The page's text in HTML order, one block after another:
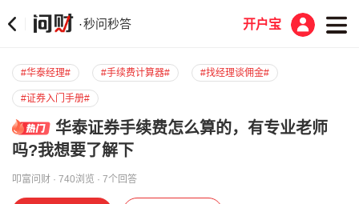
·秒问秒答 开户宝
#华泰经理# #手续费计算器# #找经理谈佣金#
#证券入门手册#
华泰证券手续费怎么算的，有专业老师
吗?我想要了解下
叩富问财 · 740浏览 · 7个回答